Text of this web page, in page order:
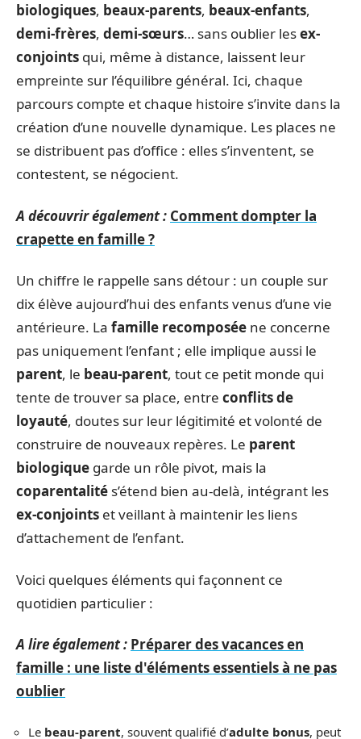
biologiques, beaux-parents, beaux-enfants,
demi-frères, demi-sœurs… sans oublier lesex-
conjoints qui, même à distance, laissent leur
empreinte sur l’équilibre général. Ici, chaque
parcours compte et chaque histoire s’invite dans la
création d’une nouvelle dynamique. Les places ne
se distribuent pas d’office : elles s’inventent, se
contestent, se négocient.
A découvrir également : Comment dompter la
crapette en famille ?
Un chiffre le rappelle sans détour : un couple sur
dix élève aujourd’hui des enfants venus d’une vie
antérieure. La famille recomposée ne concerne
pas uniquement l’enfant ; elle implique aussi le
parent, le beau-parent, tout ce petit monde qui
tente de trouver sa place, entre conflits de
loyauté, doutes sur leur légitimité et volonté de
construire de nouveaux repères. Le parent
biologique garde un rôle pivot, mais la
coparentalité s’étend bien au-delà, intégrant les
ex-conjoints et veillant à maintenir les liens
d’attachement de l’enfant.
Voici quelques éléments qui façonnent ce
quotidien particulier :
A lire également : Préparer des vacances en
famille : une liste d'éléments essentiels à ne pas
oublier
Le beau-parent, souvent qualifié d’adulte bonus, peut